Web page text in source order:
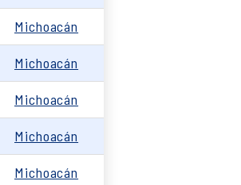
Michoacán
Michoacán
Michoacán
Michoacán
Michoacán